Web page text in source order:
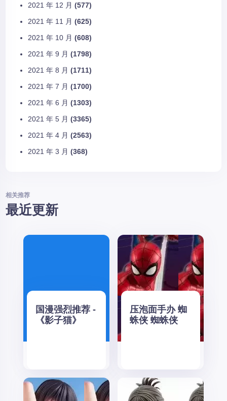
2021 年 12 月 (577)
2021 年 11 月 (625)
2021 年 10 月 (608)
2021 年 9 月 (1798)
2021 年 8 月 (1711)
2021 年 7 月 (1700)
2021 年 6 月 (1303)
2021 年 5 月 (3365)
2021 年 4 月 (2563)
2021 年 3 月 (368)
相关推荐
最近更新
国漫强烈推荐 -
《影子猫》
压泡面手办 蜘
蛛侠 蜘蛛侠